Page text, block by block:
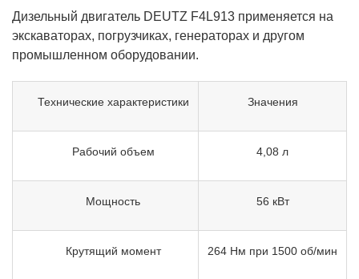
Дизельный двигатель DEUTZ F4L913 применяется на
экскаваторах, погрузчиках, генераторах и другом
промышленном оборудовании.
Технические характеристики Значения
Рабочий объем 4,08 л
Мощность 56 кВт
Крутящий момент 264 Нм при 1500 об/мин